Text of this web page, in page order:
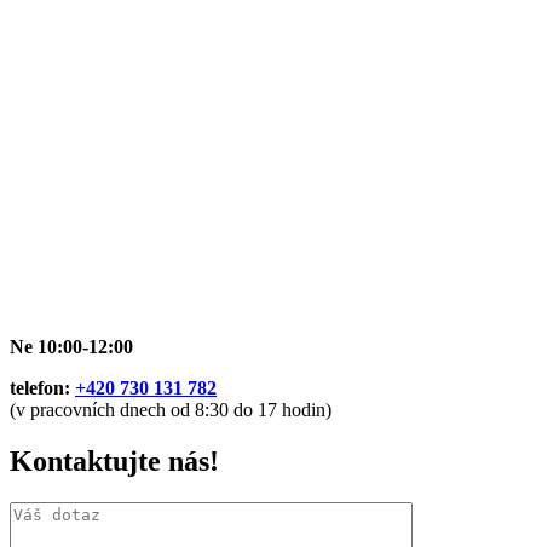
Ne 10:00-12:00
telefon: +420 730 131 782
(v pracovních dnech od 8:30 do 17 hodin)
Kontaktujte nás!